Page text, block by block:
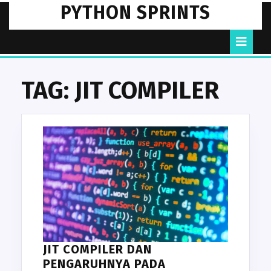
content
PYTHON SPRINTS
TAG: JIT COMPILER
JIT COMPILER DAN
PENGARUHNYA PADA